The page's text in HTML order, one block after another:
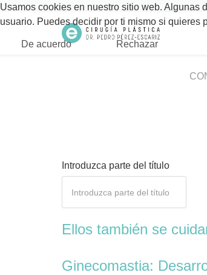
Introduzca parte del título
Ellos también se
Ginecomastia:
Usamos cookies en nuestro sitio web. Algunas
usuario. Puedes decidir por ti mismo si quieres
De acuerdo Rechazar